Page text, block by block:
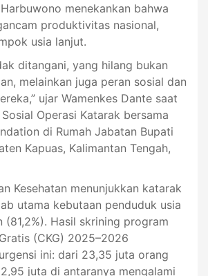
menekankan bahwa
produktivitas nasional,
usia lanjut.
ditangani, yang hilang bukan
melainkan juga peran sosial dan
ujar Wamenkes Dante saat
Operasi Katarak bersama
di Rumah Jabatan Bupati
Kapuas, Kalimantan Tengah,
Kesehatan menunjukkan katarak
utama kebutaan penduduk usia
(81,2%). Hasil skrining program
(CKG) 2025–2026
ini: dari 23,35 juta orang
juta di antaranya mengalami